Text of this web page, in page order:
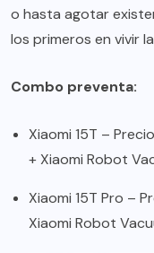
o hasta agotar
los primeros en vivir
Combo preventa:
Xiaomi 15T –
+ Xiaomi Robot
Xiaomi 15T Pro –
Xiaomi Robot